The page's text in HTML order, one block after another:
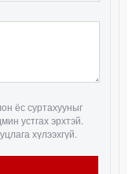
ёс суртахууныг
устгах эрхтэй.
хүлээхгүй.